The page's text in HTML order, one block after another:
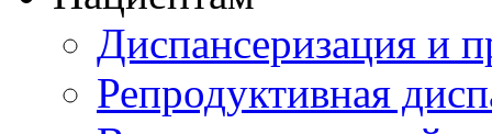
Диспансеризация и
Репродуктивная